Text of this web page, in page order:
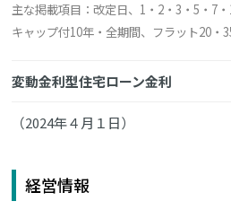
主な掲載項目：改定日、1・2・3・5・7・
キャップ付10年・全期間、フラット20・
変動金利型住宅ローン金利
（2024年４月１日）
経営情報